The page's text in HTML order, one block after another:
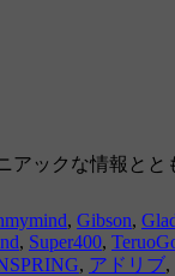
アックな情報と
, Gibson,
, Super400,
, アドリブ,